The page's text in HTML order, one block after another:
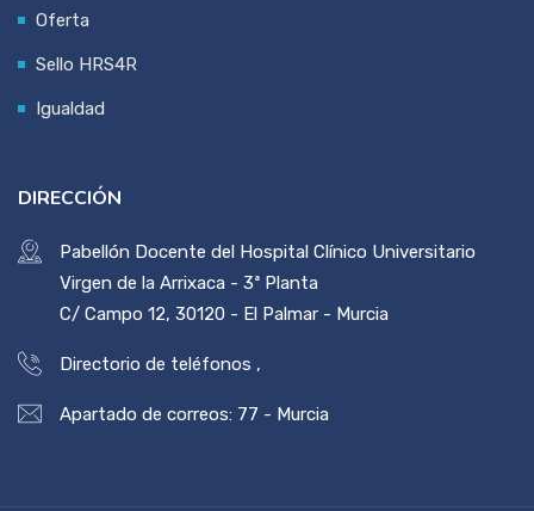
Oferta
Sello HRS4R
Igualdad
DIRECCIÓN
Pabellón Docente del Hospital Clínico Universitario
Virgen de la Arrixaca - 3ª Planta
C/ Campo 12, 30120 - El Palmar - Murcia
Directorio de teléfonos ,
Apartado de correos: 77 - Murcia